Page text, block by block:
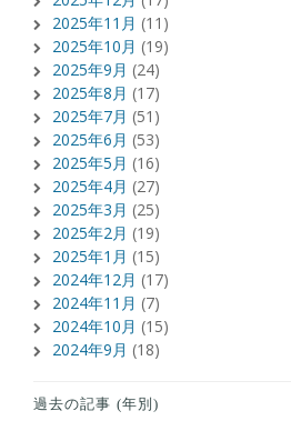
2025年11月 (11)
2025年10月 (19)
2025年9月 (24)
2025年8月 (17)
2025年7月 (51)
2025年6月 (53)
2025年5月 (16)
2025年4月 (27)
2025年3月 (25)
2025年2月 (19)
2025年1月 (15)
2024年12月 (17)
2024年11月 (7)
2024年10月 (15)
2024年9月 (18)
過去の記事 (年別)